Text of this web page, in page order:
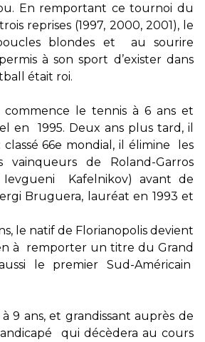
En remportant ce tournoi du
reprises (1997, 2000, 2001), le
blondes et au sourire
à son sport d’exister dans
était roi.
commence le tennis à 6 ans et
en 1995. Deux ans plus tard, il
classé 66e mondial, il élimine les
vainqueurs de Roland-Garros
Ievgueni Kafelnikov) avant de
Bruguera, lauréat en 1993 et
le natif de Florianopolis devient
à remporter un titre du Grand
le premier Sud-Américain
9 ans, et grandissant auprès de
qui décèdera au cours